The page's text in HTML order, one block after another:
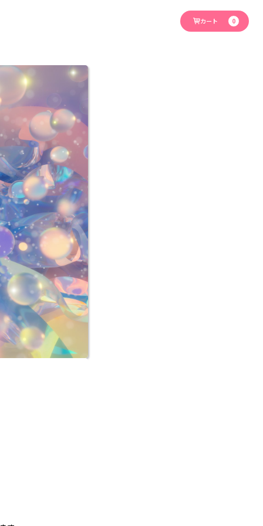
カート 0